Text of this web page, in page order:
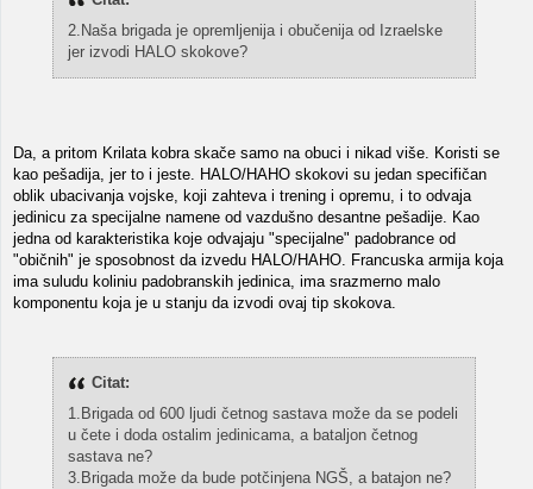
2.Naša brigada je opremljenija i obučenija od Izraelske
jer izvodi HALO skokove?
Da, a pritom Krilata kobra skače samo na obuci i nikad više. Koristi se
kao pešadija, jer to i jeste. HALO/HAHO skokovi su jedan specifičan
oblik ubacivanja vojske, koji zahteva i trening i opremu, i to odvaja
jedinicu za specijalne namene od vazdušno desantne pešadije. Kao
jedna od karakteristika koje odvajaju "specijalne" padobrance od
"običnih" je sposobnost da izvedu HALO/HAHO. Francuska armija koja
ima suludu koliniu padobranskih jedinica, ima srazmerno malo
komponentu koja je u stanju da izvodi ovaj tip skokova.
Citat:
1.Brigada od 600 ljudi četnog sastava može da se podeli
u čete i doda ostalim jedinicama, a bataljon četnog
sastava ne?
3.Brigada može da bude potčinjena NGŠ, a batajon ne?